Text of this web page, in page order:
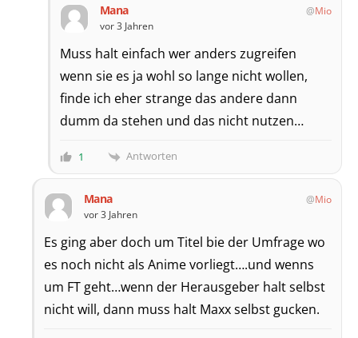
Mana
Mio
vor 3 Jahren
Muss halt einfach wer anders zugreifen
wenn sie es ja wohl so lange nicht wollen,
finde ich eher strange das andere dann
dumm da stehen und das nicht nutzen…
1 Antworten
Mana
Mio
vor 3 Jahren
Es ging aber doch um Titel bie der Umfrage wo
es noch nicht als Anime vorliegt….und wenns
um FT geht…wenn der Herausgeber halt selbst
nicht will, dann muss halt Maxx selbst gucken.